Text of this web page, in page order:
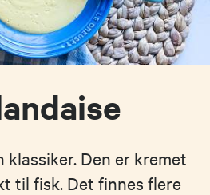
klassiker. Den er kremet
til fisk. Det finnes flere